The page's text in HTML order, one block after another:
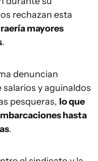
rechazan esta
mayores
.
denuncian
y aguinaldos
pesqueras, lo que
hasta
.